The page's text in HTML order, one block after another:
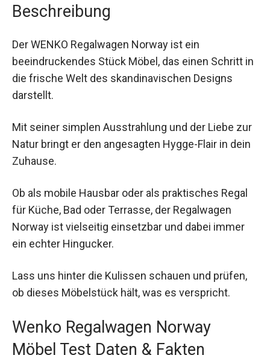
Beschreibung
Der WENKO Regalwagen Norway ist ein
beeindruckendes Stück Möbel, das einen Schritt in
die frische Welt des skandinavischen Designs
darstellt.
Mit seiner simplen Ausstrahlung und der Liebe zur
Natur bringt er den angesagten Hygge-Flair in dein
Zuhause.
Ob als mobile Hausbar oder als praktisches Regal
für Küche, Bad oder Terrasse, der Regalwagen
Norway ist vielseitig einsetzbar und dabei immer
ein echter Hingucker.
Lass uns hinter die Kulissen schauen und prüfen,
ob dieses Möbelstück hält, was es verspricht.
Wenko Regalwagen Norway
Möbel Test Daten & Fakten